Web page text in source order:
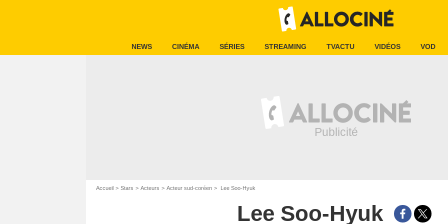
NEWS CINÉMA SÉRIES STREAMING TVACTU VIDÉOS VOD
Accueil Stars Acteurs Acteur sud-coréen Lee Soo-Hyuk
Lee Soo-Hyuk